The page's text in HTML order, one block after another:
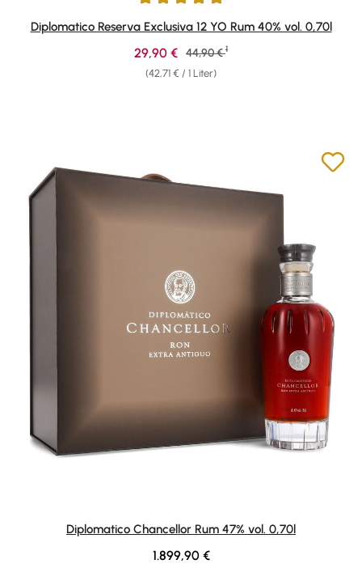
Durchschnittliche Bewertung von 4.9 von 5 Sternen
Diplomatico Reserva Exclusiva 12 YO Rum 40% vol. 0,70l
(42,71 € / 1 Liter)
Verkaufspreis:
29,90 € Regulärer Preis:
44,90 € 1
Diplomatico Chancellor Rum 47% vol. 0,70l
Regulärer Preis:
1.899,90 €